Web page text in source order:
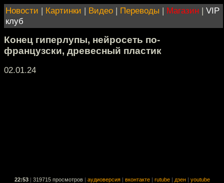
Новости | Картинки | Видео | Переводы | Магазин | VIP
клуб
Конец гиперлупы, нейросеть по-
французски, древесный пластик
02.01.24
22:53 319715 просмотров аудиоверсия вконтакте rutube дзен youtube